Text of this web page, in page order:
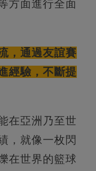
方面進行全面
，通過友誼賽
經驗，不斷提
在亞洲乃至世
，就像一枚閃
在世界的籃球